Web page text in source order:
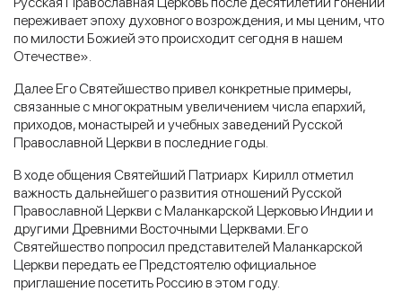
переживает эпоху духовного возрождения, и мы ценим, что
по милости Божией это происходит сегодня в нашем
Отечестве».
Далее Его Святейшество привел конкретные примеры,
связанные с многократным увеличением числа епархий,
приходов, монастырей и учебных заведений Русской
Православной Церкви в последние годы.
В ходе общения Святейший Патриарх Кирилл отметил
важность дальнейшего развития отношений Русской
Православной Церкви с Маланкарской Церковью Индии и
другими Древними Восточными Церквами. Его
Святейшество попросил представителей Маланкарской
Церкви передать ее Предстоятелю официальное
приглашение посетить Россию в этом году.